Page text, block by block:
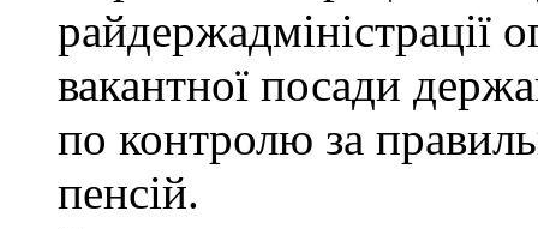
райдержадміністрації
вакантної посади
по контролю за
пенсій.